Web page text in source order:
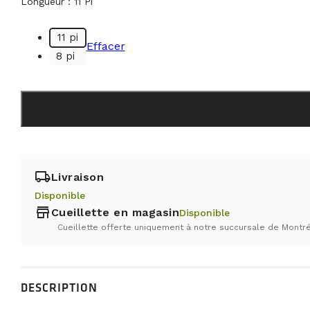
11 pi
8 pi
Effacer
local_shippingLivraison
Disponible
store Cueillette en magasinDisponible
Cueillette offerte uniquement à notre succursale de
DESCRIPTION